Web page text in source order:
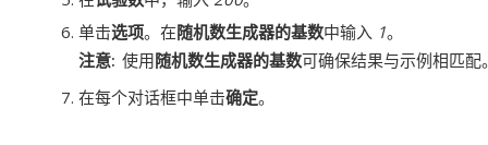
单击选项。在随机数生成器的基数中输入 1。
注意 使用随机数生成器的基数可确保结果与示例相匹配
在每个对话框中单击确定。